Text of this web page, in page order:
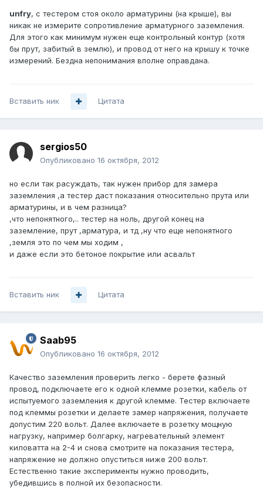
unfry, с тестером стоя около арматурины (на крыше), вы
никак не измерите сопротивление арматурного заземления.
Для этого как минимум нужен еще контрольный контур (хотя
бы прут, забитый в землю), и провод от него на крышу к точке
измерений. Бездна непонимания вполне оправдана.
Вставить ник Цитата
sergios50
Опубликовано 16 октября, 2012
но если так расуждать, так нужен прибор для замера
заземления ,а тестер даст показания относительно прута или
арматурины, и в чем разница?
,что непонятного,.. тестер на ноль, другой конец на
заземление, прут ,арматура, и тд ,ну что еще непонятного
,земля это по чем мы ходим ,
и даже если это бетоное покрытие или асвальт
Вставить ник Цитата
Saab95
Опубликовано 16 октября, 2012
Качество заземления проверить легко - берете фазный
провод, подключаете его к одной клемме розетки, кабель от
испытуемого заземления к другой клемме. Тестер включаете
под клеммы розетки и делаете замер напряжения, получаете
допустим 220 вольт. Далее включаете в розетку мощную
нагрузку, например болгарку, нагревательный элемент
киловатта на 2-4 и снова смотрите на показания тестера,
напряжение не должно опуститься ниже 200 вольт.
Естественно такие эксперименты нужно проводить,
убедившись в полной их безопасности.